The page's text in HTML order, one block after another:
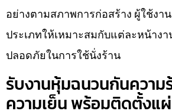
อย่างตามสภาพการก่อสร้าง ผู้ใช้งา
ประเภทให้เหมาะสมกับแต่ละหน้างา
ปลอดภัยในการใช้นั่งร้าน
รับงานหุ้มฉนวนกันความ
ความเย็น พร้อมติดตั้งแ